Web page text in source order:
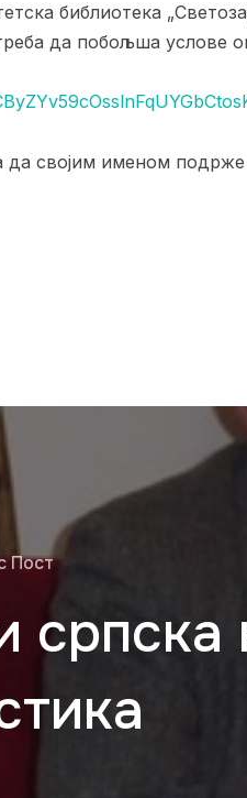
библиотека
да побољша услове
својим именом подрже
Пост